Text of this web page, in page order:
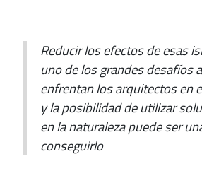
Reducir los efectos de esas
uno de los grandes desafíos
enfrentan los arquitectos en
y la posibilidad de utilizar
en la naturaleza puede ser
conseguirlo